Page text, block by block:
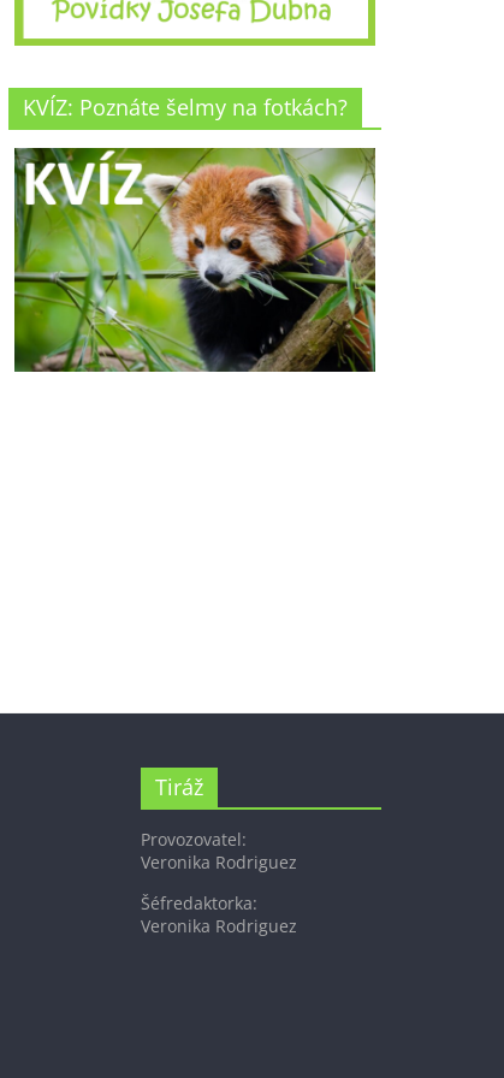
KVÍZ: Poznáte šelmy na fotkách?
Tiráž
Provozovatel:
Veronika Rodriguez
Šéfredaktorka:
Veronika Rodriguez